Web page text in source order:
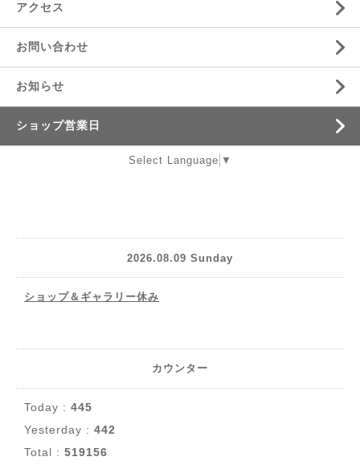
アクセス
お問い合わせ
お知らせ
ショップ営業日
Select Language ▼
2026.08.09 Sunday
ショップ＆ギャラリー休み
カウンター
Today : 445
Yesterday : 442
Total : 519156